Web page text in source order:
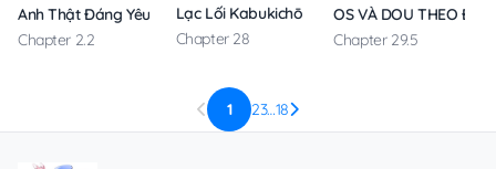
Anh Thật Đáng Yêu Quá Đi
Chapter 2.2
Lạc Lối Kabukichō – Ikeda Và Rio
Chapter 28
OS VÀ DOU THEO ĐỀ
Chapter 29.5
1 23…18